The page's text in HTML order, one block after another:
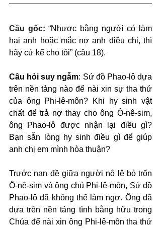
Câu gốc: “Nhược bằng người có làm
hại anh hoặc mắc nợ anh điều chi, thì
hãy cứ kể cho tôi” (câu 18).
Câu hỏi suy ngẫm: Sứ đồ Phao-lô dựa
trên nền tảng nào để nài xin sự tha thứ
của ông Phi-lê-môn? Khi hy sinh vật
chất để trả nợ thay cho ông Ô-nê-sim,
ông Phao-lô được nhận lại điều gì?
Bạn sẵn lòng hy sinh điều gì để giúp
anh chị em mình hòa thuận?
Trước nan đề giữa người nô lệ bỏ trốn
Ô-nê-sim và ông chủ Phi-lê-môn, Sứ đồ
Phao-lô đã không thể làm ngơ. Ông đã
dựa trên nền tảng tình bằng hữu trong
Chúa để nài xin ông Phi-lê-môn tha thứ